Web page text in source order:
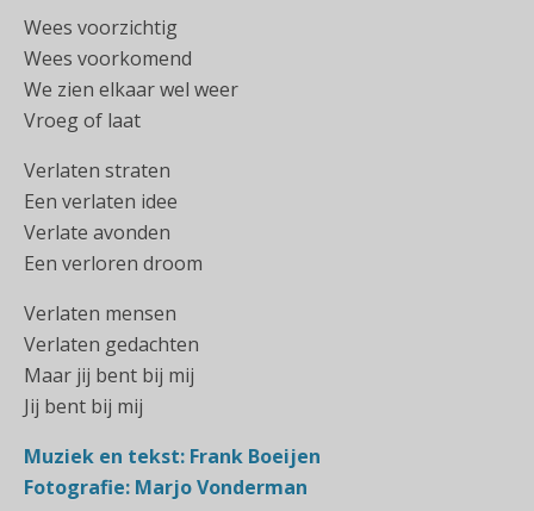
Wees voorzichtig
Wees voorkomend
We zien elkaar wel weer
Vroeg of laat
Verlaten straten
Een verlaten idee
Verlate avonden
Een verloren droom
Verlaten mensen
Verlaten gedachten
Maar jij bent bij mij
Jij bent bij mij
Muziek en tekst: Frank Boeijen
Fotografie: Marjo Vonderman